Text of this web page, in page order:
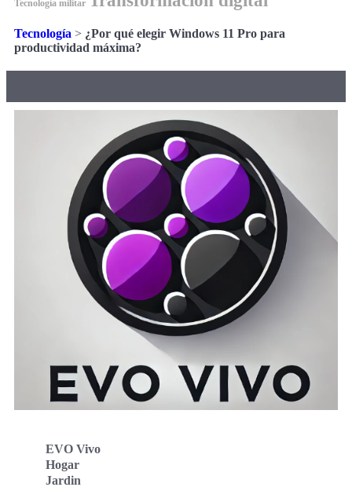
Tecnología militar
Tecnología > ¿Por qué elegir Windows 11 Pro para
productividad máxima?
EVO Vivo
Hogar
Jardin